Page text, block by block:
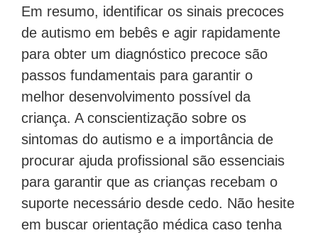
Em resumo, identificar os sinais precoces
de autismo em bebês e agir rapidamente
para obter um diagnóstico precoce são
passos fundamentais para garantir o
melhor desenvolvimento possível da
criança. A conscientização sobre os
sintomas do autismo e a importância de
procurar ajuda profissional são essenciais
para garantir que as crianças recebam o
suporte necessário desde cedo. Não hesite
em buscar orientação médica caso tenha